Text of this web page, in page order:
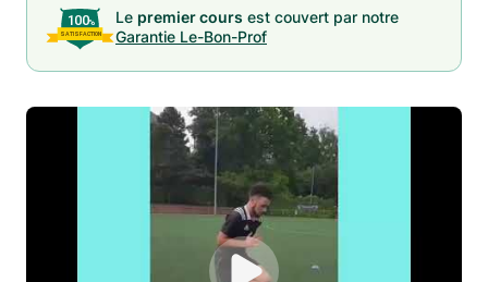
Le premier cours est couvert par notre
Garantie Le-Bon-Prof